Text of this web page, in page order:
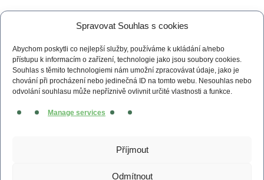
Spravovat Souhlas s cookies
Abychom poskytli co nejlepší služby, používáme k ukládání a/nebo
přístupu k informacím o zařízení, technologie jako jsou soubory cookies.
Souhlas s těmito technologiemi nám umožní zpracovávat údaje, jako je
chování při procházení nebo jedinečná ID na tomto webu. Nesouhlas nebo
odvolání souhlasu může nepříznivě ovlivnit určité vlastnosti a funkce.
Manage services
Příjmout
Odmítnout
iRobot OS
Technologie vSLAM®
Novinky
Tiskové zprávy
Kontakt